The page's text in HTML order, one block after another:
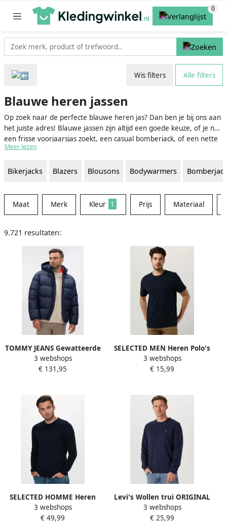
Wis filters Alle filters
Blauwe heren jassen
Op zoek naar de perfecte blauwe heren jas? Dan ben je bij ons aan
het juiste adres! Blauwe jassen zijn altijd een goede keuze, of je nu
een frisse voorjaarsjas zoekt, een casual bomberjack, of een nette
mantel. Dankzij de tijdloze en veelzijdige kleur, zul je altijd stijlvol
gegarandeerd de meest stijlvolle en trendy exemplaren voor
de wereld van blauwe heren jassen en ontdek de mogelijkheden!
Meer lezen
Bikerjacks Blazers Blousons Bodywarmers
Maat Merk Kleur 1 Prijs Materiaal
9.721 resultaten:
TOMMY JEANS Gewatteerde
jas TJM ESSENTIAL DOWN
JACKET EXT Winterjas
3 webshops
€ 131,95
SELECTED MEN Heren Polo's
& T-shirts Slhaspen Ss O-
neck Tee Noos Donkerblauw
3 webshops
€ 15,99
SELECTED HOMME Heren
Truien & Vesten Slhberg
Crew Neck Noos
3 webshops
€ 49,99
Levi's Wollen trui ORIGINAL
HM SWEATER in klassieke
ronde halsvorm
3 webshops
€ 25,99